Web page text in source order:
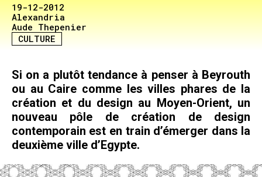
19-12-2012
Alexandria
Aude Thepenier
CULTURE
Si on a plutôt tendance à penser à Beyrouth
ou au Caire comme les villes phares de la
création et du design au Moyen-Orient, un
nouveau pôle de création de design
contemporain est en train d’émerger dans la
deuxième ville d’Egypte.